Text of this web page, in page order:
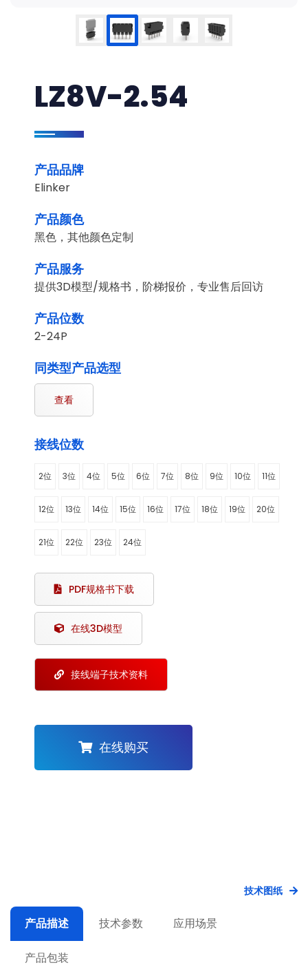
LZ8V-2.54
产品品牌
Elinker
产品颜色
黑色，其他颜色定制
产品服务
提供3D模型/规格书，阶梯报价，专业售后回访
产品位数
2-24P
同类型产品选型
查看
接线位数
2位 3位 4位 5位 6位 7位 8位 9位 10位 11位
12位 13位 14位 15位 16位 17位 18位 19位 20位
21位 22位 23位 24位
PDF规格书下载
在线3D模型
接线端子技术资料
在线购买
产品描述 技术参数 应用场景
产品包装
技术图纸